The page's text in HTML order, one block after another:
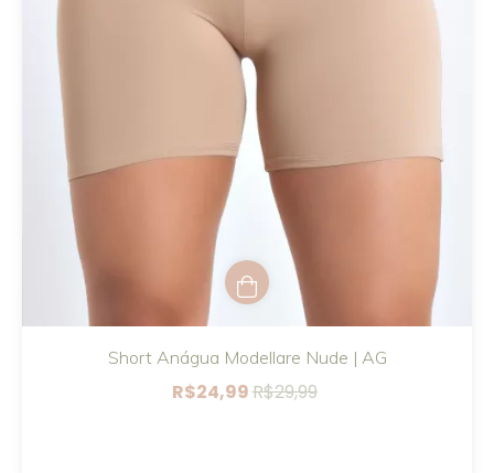
Short Anágua Modellare Nude | AG
R$24,99R$29,99